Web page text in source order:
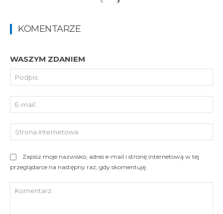
KOMENTARZE
WASZYM ZDANIEM
Zapisz moje nazwisko, adres e-mail i stronę internetową w tej
przeglądarce na następny raz, gdy skomentuję.